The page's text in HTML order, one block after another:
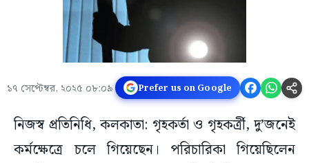
১৭ সেপ্টেম্বর, ২০২৫ ০৮:০৯ Prefer us on Google
নিজস্ব প্রতিনিধি, কলকাতা: গৃহকর্তা ও গৃহকর্ত্রী, দু’জনেই
কর্মক্ষেত্রে চলে গিয়েছেন। পরিচারিকা গিয়েছিলেন